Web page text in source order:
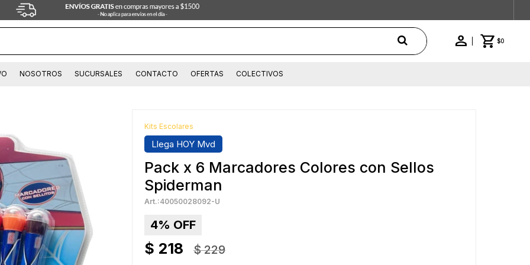
$0
NOSOTROS SUCURSALES CONTACTO OFERTAS COLECTIVOS
Kits Escolares
Llega HOY Mvd
Pack x 6 Marcadores Colores con Sellos
Spiderman
40050028092-U
4
$ 218 $ 229